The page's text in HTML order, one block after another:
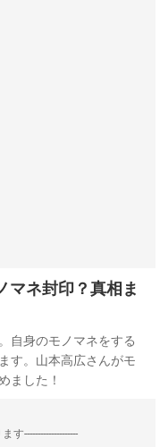
マネ封印？真相ま
自身のモノマネをする
す。山本高広さんがモ
ました！
す--------------------